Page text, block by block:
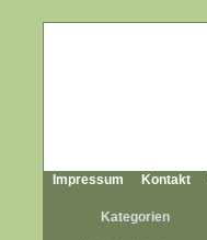
Impressum Kontakt
Kategorien